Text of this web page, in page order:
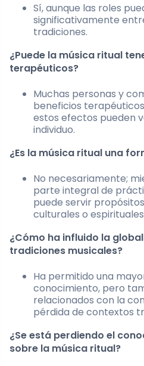
Sí, aunque las roles
significativamente
tradiciones.
¿Puede la música ritual
terapéuticos?
Muchas personas y
beneficios
estos efectos pueden
individuo.
¿Es la música ritual una
No necesariamente;
parte integral de
puede servir
culturales o
¿Cómo ha influido la
tradiciones musicales?
Ha permitido una
conocimiento, pero
relacionados con la
pérdida de contextos
¿Se está perdiendo el
sobre la música ritual?